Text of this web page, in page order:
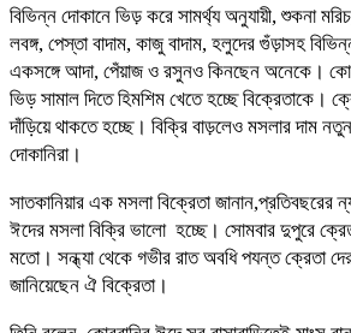
বিভিন্ন দোকানে ভিড় করে সামর্থ্য অনুযায়ী, শুকনা
লবঙ্গ, পেস্তা বাদাম, কাজু বাদাম, হলুদের গুঁড়াসহ
একসঙ্গে আদা, পেঁয়াজ ও রসুনও কিনছেন অনেকে।
ভিড় সামাল দিতে হিমশিম খেতে হচ্ছে বিক্রেতাকে।
দাঁড়িয়ে থাকতে হচ্ছে। বিক্রি বাড়লেও মসলার দাম
দোকানিরা।
সাতকানিয়ার এক মসলা বিক্রেতা জানান,প্রতিবছরের
ঈদের মসলা বিক্রি ভালো হচ্ছে। সোমবার দুপুরে
মতো। সন্ধ্যা থেকে গভীর রাত অবধি পযন্ত ক্রেতা
জানিয়েছেন ঐ বিক্রেতা।